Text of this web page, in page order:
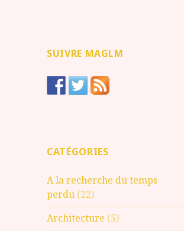
SUIVRE MAGLM
CATÉGORIES
A la recherche du temps
perdu (22)
Architecture (5)